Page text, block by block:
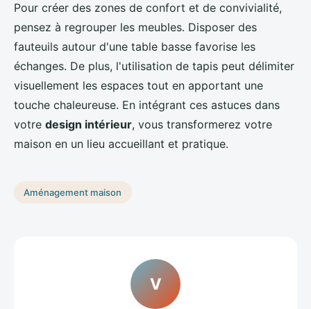
Pour créer des zones de confort et de convivialité,
pensez à regrouper les meubles. Disposer des
fauteuils autour d'une table basse favorise les
échanges. De plus, l'utilisation de tapis peut délimiter
visuellement les espaces tout en apportant une
touche chaleureuse. En intégrant ces astuces dans
votre design intérieur, vous transformerez votre
maison en un lieu accueillant et pratique.
Aménagement maison
V